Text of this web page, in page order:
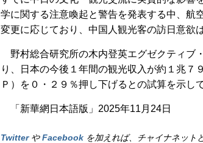
学に関する注意喚起と警告を発表する中、航
変更に応じており、中国人観光客の訪日意欲
野村総合研究所の木内登英エグゼクティブ
り、日本の今後１年間の観光収入が約１兆７
Ｐ）を０・２９％押し下げるとの試算を示し
「新華網日本語版」2025年11月24日
Twitter やFacebook を加えれば、チャイナネット